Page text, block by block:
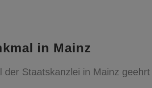
in Mainz
Staatskanzlei in Mainz geehrt